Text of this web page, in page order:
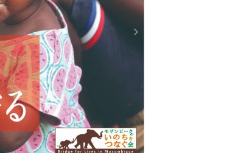
アニメ・漫画
ビューティー・ヘルスケア
Creation